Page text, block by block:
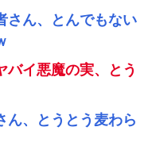
さん、とんでもない
バイ悪魔の実、とう
ん、とうとう麦わら